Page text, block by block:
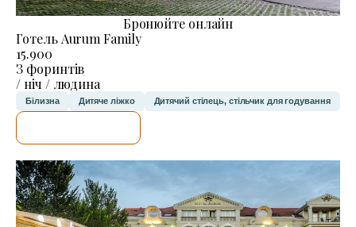
Бронюйте онлайн
Готель Aurum Family
15.900
З форинтів
/ ніч / людина
Білизна Дитяче ліжко Дитячий стілець, стільчик для годування